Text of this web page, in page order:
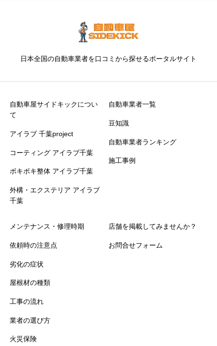
日本全国の自動車業者を口コミから探せるポータルサイト
自動車屋サイドキックについ
て
アイラブ 千葉project
コーティング アイラブ千葉
ボキボキ整体 アイラブ千葉
外構・エクステリア アイラブ
千葉
自動車業者一覧
豆知識
自動車業者ランキング
施工事例
メンテナンス・修理時期
依頼時の注意点
劣化の症状
屋根材の種類
工事の流れ
業者の選び方
火災保険
店舗を掲載してみませんか？
お問合せフォーム